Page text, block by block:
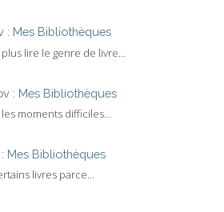
: Mes Bibliothèques
lire le genre de livre...
: Mes Bibliothèques
moments difficiles...
: Mes Bibliothèques
livres parce...